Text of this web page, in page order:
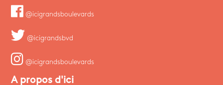
@icigrandsboulevards
@icigrandsbvd
@icigrandsboulevards
A propos d'ici